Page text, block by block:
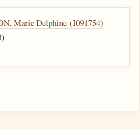
Marie Delphine (I091754)